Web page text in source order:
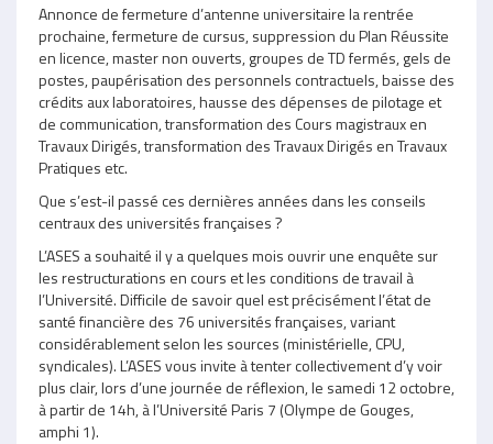
Annonce de fermeture d’antenne universitaire la rentrée
prochaine, fermeture de cursus, suppression du Plan Réussite
en licence, master non ouverts, groupes de TD fermés, gels de
postes, paupérisation des personnels contractuels, baisse des
crédits aux laboratoires, hausse des dépenses de pilotage et
de communication, transformation des Cours magistraux en
Travaux Dirigés, transformation des Travaux Dirigés en Travaux
Pratiques etc.
Que s’est-il passé ces dernières années dans les conseils
centraux des universités françaises ?
L’ASES a souhaité il y a quelques mois ouvrir une enquête sur
les restructurations en cours et les conditions de travail à
l’Université. Difficile de savoir quel est précisément l’état de
santé financière des 76 universités françaises, variant
considérablement selon les sources (ministérielle, CPU,
syndicales). L’ASES vous invite à tenter collectivement d’y voir
plus clair, lors d’une journée de réflexion, le samedi 12 octobre,
à partir de 14h, à l’Université Paris 7 (Olympe de Gouges,
amphi 1).